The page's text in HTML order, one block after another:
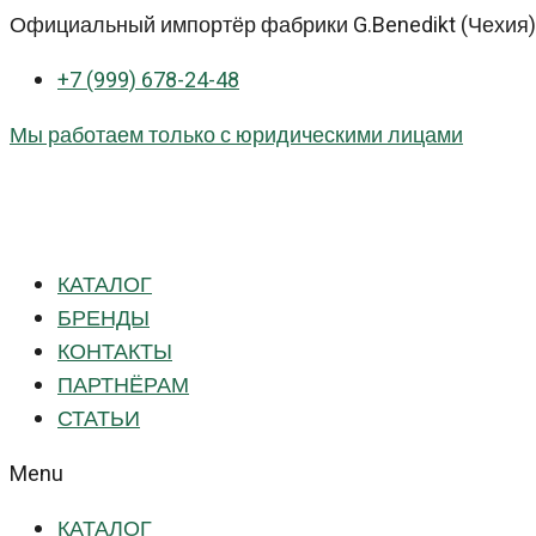
Перейти
контенту
Официальный импортёр фабрики G.Benedikt
+7 (999) 678-24-48
Мы работаем только с юридическими лицами
КАТАЛОГ
БРЕНДЫ
КОНТАКТЫ
ПАРТНЁРАМ
СТАТЬИ
Menu
КАТАЛОГ